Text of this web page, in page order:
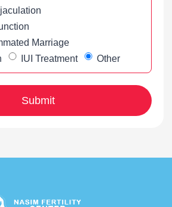
Marriage
IUI Treatment Other